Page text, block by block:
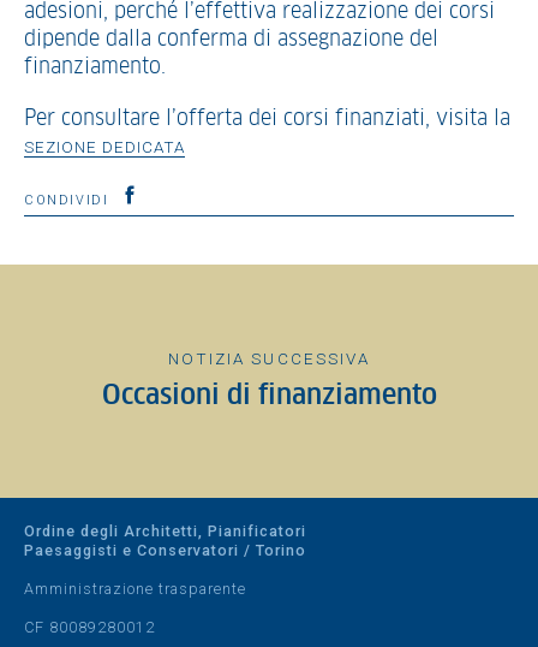
adesioni, perché l’effettiva realizzazione dei corsi
dipende dalla conferma di assegnazione del
finanziamento.
Per consultare l’offerta dei corsi finanziati, visita la
SEZIONE DEDICATA
CONDIVIDI
NOTIZIA SUCCESSIVA
Occasioni di finanziamento
Ordine degli Architetti, Pianificatori
Paesaggisti e Conservatori / Torino
Amministrazione trasparente
CF 80089280012